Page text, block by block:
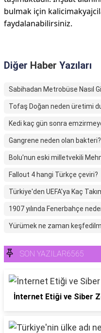
bulmak için
faydalanabilirsiniz.
Diğer Haber Yazıları
Sabihadan Metrobüse Nasıl
Tofaş Doğan neden üretimi
Kedi kaç gün sonra
Gangrene neden olan bakteri?
Bolu'nun eski milletvekili
Fallout 4 hangi Türkçe çeviri?
Türkiye'den UEFA'ya Kaç
1907 yılında Fenerbahçe
Yürümek ne zaman
SON YAZILAR6565
İnternet Etiği ve Siber